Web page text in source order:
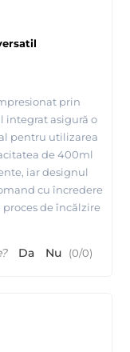
prin
integrat asigură o
pentru utilizarea
de 400ml
iar designul
cu încredere
de încălzire
Da Nu (0/0)